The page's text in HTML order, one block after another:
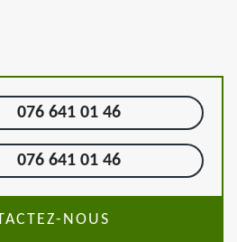
076 641 01 46
076 641 01 46
NOUS